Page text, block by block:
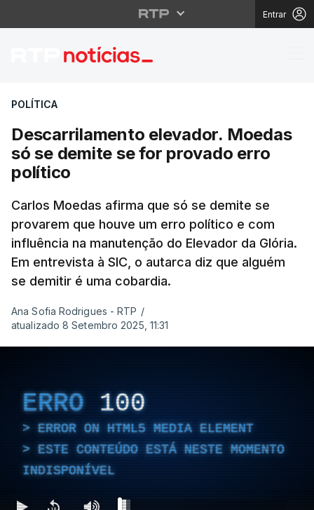
Entrar
Descarrilamento
POLÍTICA
Descarrilamento elevador. Moedas
só se demite se for provado erro
político
Carlos Moedas afirma que só se demite se
provarem que houve um erro político e com
influência na manutenção do Elevador da Glória.
Em entrevista à SIC, o autarca diz que alguém
se demitir é uma cobardia.
Ana Sofia Rodrigues - RTP /
atualizado 8 Setembro 2025, 11:31
ERRO 100
ERROR ON HTML5 MEDIA ELEMENT
ESTE CONTEÚDO ESTÁ NESTE MOMENTO
INDISPONÍVEL